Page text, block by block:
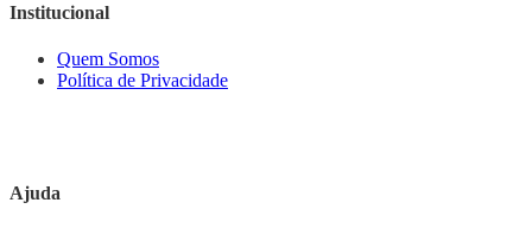
Institucional
Quem Somos
Política de Privacidade
Ajuda